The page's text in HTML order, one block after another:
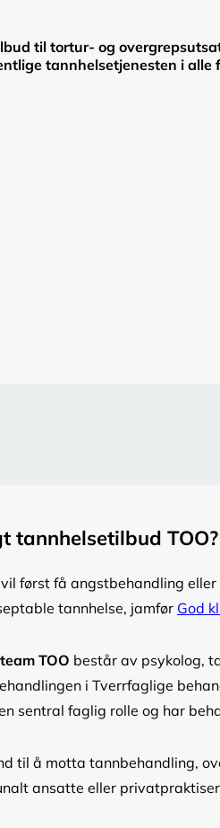
til tortur- og
tannhelsetjenesten i
tannhelsetilbud TOO?
først få angstbehandling
tannhelse, jamfør God
TOO består av psykolog,
i Tverrfaglige
sentral faglig rolle og har
til å motta tannbehandling,
ansatte eller